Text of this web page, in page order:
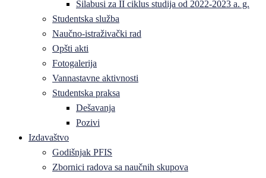
Silabusi za II ciklus studija od 2022-2023 a. g.
Studentska služba
Naučno-istraživački rad
Opšti akti
Fotogalerija
Vannastavne aktivnosti
Studentska praksa
Dešavanja
Pozivi
Izdavaštvo
Godišnjak PFIS
Zbornici radova sa naučnih skupova